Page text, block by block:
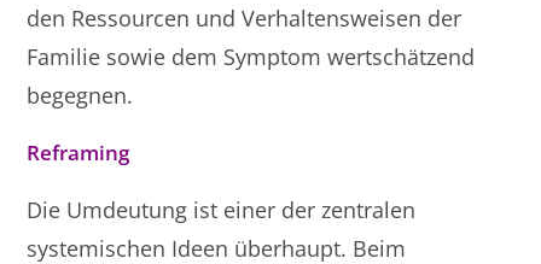
den Ressourcen und Verhaltensweisen der
Familie sowie dem Symptom wertschätzend
begegnen.
Reframing
Die Umdeutung ist einer der zentralen
systemischen Ideen überhaupt. Beim